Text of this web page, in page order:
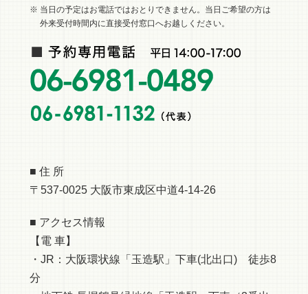
※ 当日の予定はお電話ではおとりできません。当日ご希望の方は
外来受付時間内に直接受付窓口へお越しください。
■ 住 所
〒537-0025 大阪市東成区中道4-14-26
■ アクセス情報
【電 車】
・JR：大阪環状線「玉造駅」下車(北出口) 徒歩8
分